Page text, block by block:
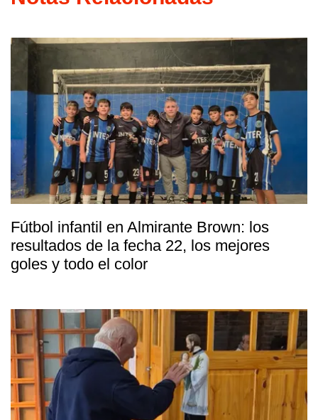
Fútbol infantil en Almirante Brown: los
resultados de la fecha 22, los mejores
goles y todo el color